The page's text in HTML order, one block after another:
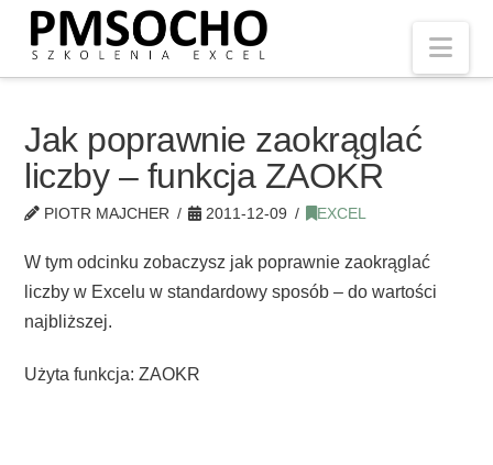
Jak poprawnie zaokrąglać
liczby – funkcja ZAOKR
PIOTR MAJCHER 2011-12-09 EXCEL
W tym odcinku zobaczysz jak poprawnie zaokrąglać
liczby w Excelu w standardowy sposób – do wartości
najbliższej.
Użyta funkcja: ZAOKR